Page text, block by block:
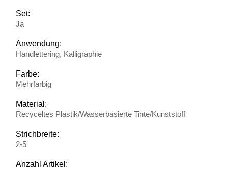
Set:
Ja
Anwendung:
Handlettering, Kalligraphie
Farbe:
Mehrfarbig
Material:
Recyceltes Plastik/Wasserbasierte Tinte/Kunststoff
Strichbreite:
2-5
Anzahl Artikel: